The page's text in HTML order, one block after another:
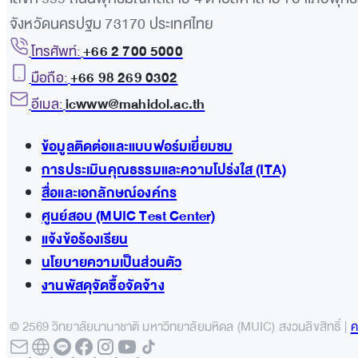
จังหวัดนครปฐม 73170 ประเทศไทย
โทรศัพท์:+66 2 700 5000
มือถือ:+66 98 269 0302
อีเมล:icwww@mahidol.ac.th
ข้อมูลติดต่อและแบบฟอร์มเยี่ยมชม
การประเมินคุณธรรมและความโปร่งใส (ITA)
สื่อและเอกลักษณ์องค์กร
ศูนย์สอบ (MUIC Test Center)
แจ้งข้อร้องเรียน
นโยบายความเป็นส่วนตัว
งานพัสดุจัดซื้อจัดจ้าง
© 2569 วิทยาลัยนานาชาติ มหาวิทยาลัยมหิดล (MUIC) สงวนลิขสิทธิ์ |